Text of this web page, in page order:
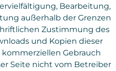
Bearbeitung,
außerhalb der Grenzen
Zustimmung des
und Kopien dieser
Gebrauch
Seite nicht vom Betreiber